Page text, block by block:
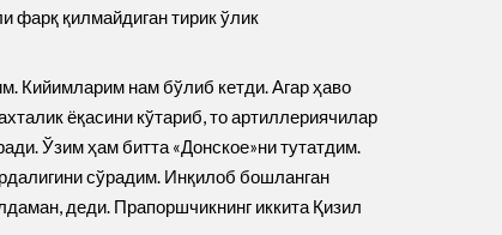
фарқ қилмайдиган тирик ўлик
Кийимларим нам бўлиб кетди. Агар ҳаво
ёқасини кўтариб, то артиллериячилар
Ўзим ҳам битта «Донское»ни тутатдим.
сўрадим. Инқилоб бошланган
деди. Прапоршчикнинг иккита Қизил